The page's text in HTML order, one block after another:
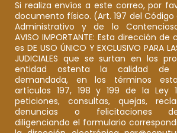
Si realiza envíos a este correo, por
documento físico. (Art. 197 del
Administrativo y de lo
AVISO IMPORTANTE: Esta dirección
es DE USO ÚNICO Y EXCLUSIVO PARA
JUDICIALES que se surtan en los
entidad ostenta la calidad de
demandada, en los términos
artículos 197, 198 y 199 de la Ley
peticiones, consultas, quejas,
denuncias o felicitaciones
diligenciando el formulario